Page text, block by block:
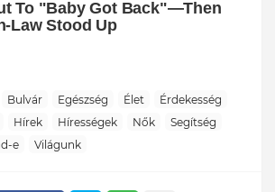
Bulvár Egészség Élet
Érdekesség
Hírek Hírességek Nők
Segítség
e Világunk